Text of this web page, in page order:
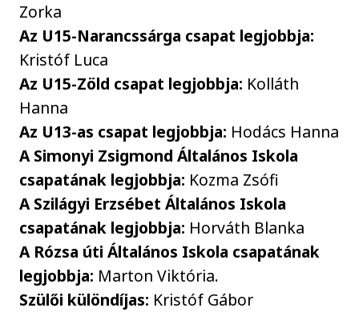
Zorka
Az U15-Narancssárga csapat legjobbja:
Kristóf Luca
Az U15-Zöld csapat legjobbja: Kolláth
Hanna
Az U13-as csapat legjobbja: Hodács Hanna
A Simonyi Zsigmond Általános Iskola
csapatának legjobbja: Kozma Zsófi
A Szilágyi Erzsébet Általános Iskola
csapatának legjobbja: Horváth Blanka
A Rózsa úti Általános Iskola csapatának
legjobbja: Marton Viktória.
Szülői különdíjas: Kristóf Gábor